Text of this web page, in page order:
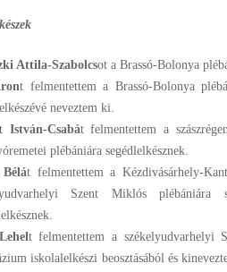
Attila-Szabolcsot a Brassó-Bolonya
t felmentettem a Brassó-Bolonya
neveztem ki.
István-Csabát felmentettem a
plébániára segédlelkésznek.
Bélát felmentettem a Kézdivásárhely-
Szent Miklós plébániára
t felmentettem a székelyudvarhelyi
iskolalelkészi beosztásából és